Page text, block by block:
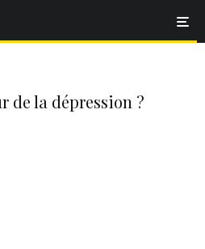
de la dépression ?